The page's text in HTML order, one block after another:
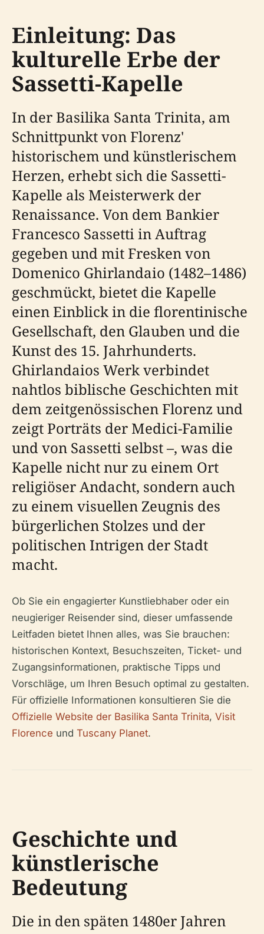
Einleitung: Das
kulturelle Erbe der
Sassetti-Kapelle
In der Basilika Santa Trinita, am
Schnittpunkt von Florenz'
historischem und künstlerischem
Herzen, erhebt sich die Sassetti-
Kapelle als Meisterwerk der
Renaissance. Von dem Bankier
Francesco Sassetti in Auftrag
gegeben und mit Fresken von
Domenico Ghirlandaio (1482–1486)
geschmückt, bietet die Kapelle
einen Einblick in die florentinische
Gesellschaft, den Glauben und die
Kunst des 15. Jahrhunderts.
Ghirlandaios Werk verbindet
nahtlos biblische Geschichten mit
dem zeitgenössischen Florenz und
zeigt Porträts der Medici-Familie
und von Sassetti selbst –, was die
Kapelle nicht nur zu einem Ort
religiöser Andacht, sondern auch
zu einem visuellen Zeugnis des
bürgerlichen Stolzes und der
politischen Intrigen der Stadt
macht.
Ob Sie ein engagierter Kunstliebhaber oder ein
neugieriger Reisender sind, dieser umfassende
Leitfaden bietet Ihnen alles, was Sie brauchen:
historischen Kontext, Besuchszeiten, Ticket- und
Zugangsinformationen, praktische Tipps und
Vorschläge, um Ihren Besuch optimal zu gestalten.
Für offizielle Informationen konsultieren Sie die
Offizielle Website der Basilika Santa Trinita, Visit
Florence und Tuscany Planet.
Geschichte und
künstlerische
Bedeutung
Die in den späten 1480er Jahren